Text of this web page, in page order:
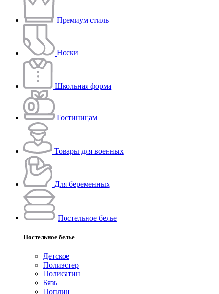
Премиум стиль
Носки
Школьная форма
Гостиницам
Товары для военных
Для беременных
Постельное белье
Постельное белье
Детское
Полиэстeр
Полисатин
Бязь
Поплин